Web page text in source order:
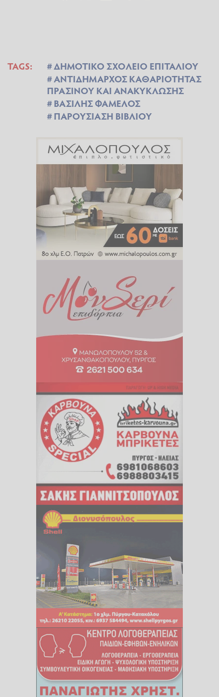
TAGS:
ΔΗΜΟΤΙΚΟ ΣΧΟΛΕΙΟ ΕΠΙΤΑΛΙΟΥ
ΑΝΤΙΔΗΜΑΡΧΟΣ ΚΑΘΑΡΙΟΤΗΤΑΣ
ΠΡΑΣΙΝΟΥ ΚΑΙ ΑΝΑΚΥΚΛΩΣΗΣ
ΒΑΣΙΛΗΣ ΦΑΜΕΛΟΣ
ΠΑΡΟΥΣΙΑΣΗ ΒΙΒΛΙΟΥ